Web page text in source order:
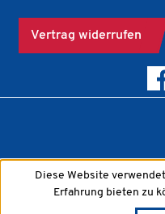
Vertrag widerrufen
Diese Website
Erfahrung bieten zu